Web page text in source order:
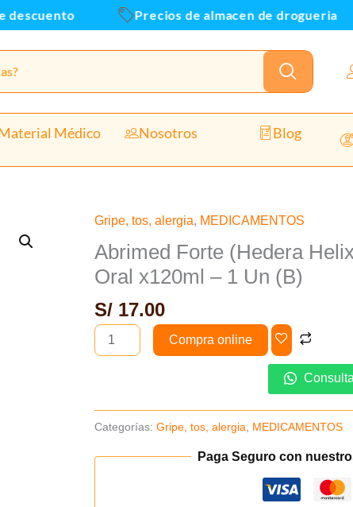
Precios de almacen de drogueria
Médico Nosotros Blog
Gripe, tos, alergia, MEDICAMENTOS
Abrimed Forte (Hedera
Oral x120ml – 1 Un (B)
S/ 17.00
Abrimed
Forte
Helix
70mg/5ml)
Suspensión
Oral
1
Un
Compra online
Categorías:Gripe, tos, alergia MEDICAMENTOS
Paga Seguro con